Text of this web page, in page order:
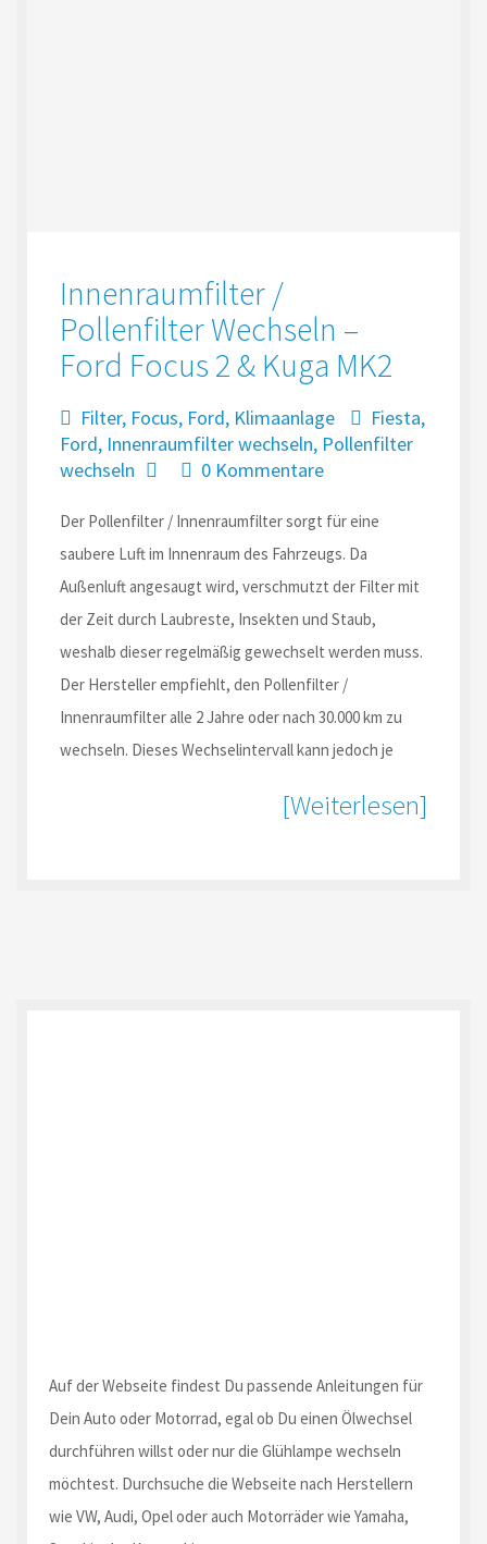
Innenraumfilter /
Pollenfilter Wechseln –
Ford Focus 2 & Kuga MK2
Filter, Focus, Ford, Klimaanlage Fiesta,
Ford, Innenraumfilter wechseln, Pollenfilter
wechseln
0 Kommentare
Der Pollenfilter / Innenraumfilter sorgt für eine
saubere Luft im Innenraum des Fahrzeugs. Da
Außenluft angesaugt wird, verschmutzt der Filter mit
der Zeit durch Laubreste, Insekten und Staub,
weshalb dieser regelmäßig gewechselt werden muss.
Der Hersteller empfiehlt, den Pollenfilter /
Innenraumfilter alle 2 Jahre oder nach 30.000 km zu
wechseln. Dieses Wechselintervall kann jedoch je
[Weiterlesen]
Auf der Webseite findest Du passende Anleitungen für
Dein Auto oder Motorrad, egal ob Du einen Ölwechsel
durchführen willst oder nur die Glühlampe wechseln
möchtest. Durchsuche die Webseite nach Herstellern
wie VW, Audi, Opel oder auch Motorräder wie Yamaha,